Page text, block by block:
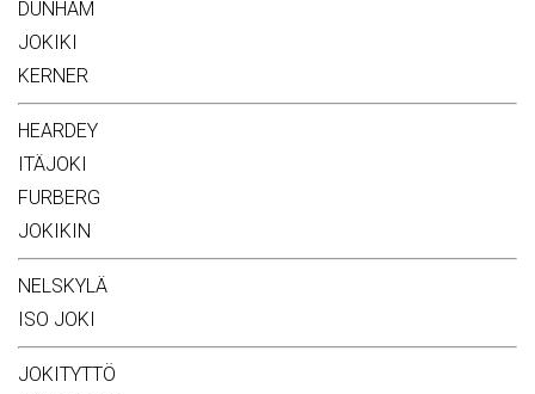
DUNHAM
JOKIKI
KERNER
HEARDEY
ITÄJOKI
FURBERG
JOKIKIN
NELSKYLÄ
ISO JOKI
JOKITYTTÖ